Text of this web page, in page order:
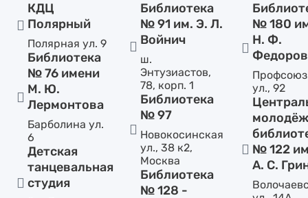
КДЦ
Полярный
Полярная ул. 9
Библиотека
№ 76 имени
М. Ю.
Лермонтова
Барболина ул.
6
Детская
танцевальная
студия
Библиотека
№ 91 им. Э. Л.
Войнич
ш.
Энтузиастов,
78, корп. 1
Библиотека
№ 97
Новокосинская
ул., 38 к2,
Москва
Библиотека
№ 128 -
№ 180
Н. Ф.
ул., 92
№ 122
А. С.